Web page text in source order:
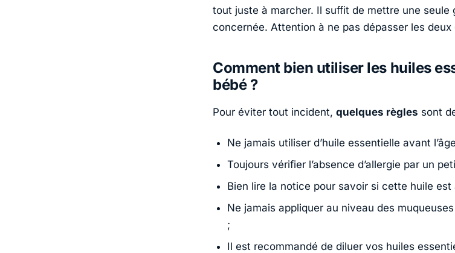
tout juste à marcher. Il suffit de mettre une seule
concernée. Attention à ne pas dépasser les
Comment bien utiliser les huiles
bébé ?
Pour éviter tout incident, quelques règles sont
Ne jamais utiliser d’huile essentielle avant
Toujours vérifier l’absence d’allergie par un
Bien lire la notice pour savoir si cette huile
Ne jamais appliquer au niveau des
;
Il est recommandé de diluer vos huiles